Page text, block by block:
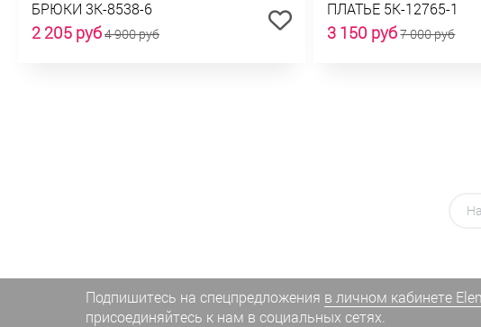
БРЮКИ 3К-8538-6
2 205 руб4 900 руб
ПЛАТЬЕ 5К-12765-1
3 150 руб7 000 руб
Подпишитесь на спецпредложения в личном кабинете
присоединяйтесь к нам в социальных сетях.